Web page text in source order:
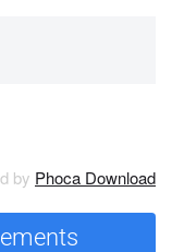
by Phoca Download